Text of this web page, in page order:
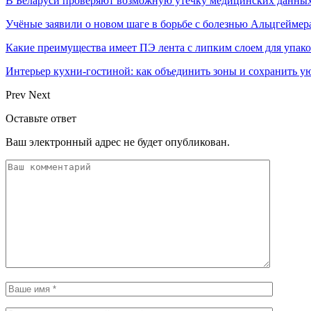
Учёные заявили о новом шаге в борьбе с болезнью
Какие преимущества имеет ПЭ лента с липким слоем для
Интерьер кухни-гостиной: как объединить зоны и сохранить
Prev Next
Оставьте ответ
Ваш электронный адрес не будет опубликован.